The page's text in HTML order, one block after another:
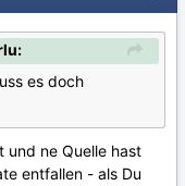
es doch
und ne Quelle hast
entfallen - als Du